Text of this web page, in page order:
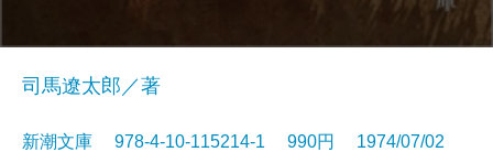
司馬遼太郎／著
新潮文庫 978-4-10-115214-1 990円 1974/07/02